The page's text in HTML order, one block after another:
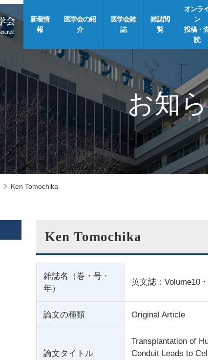
新着情
報
医学会の紹
介
医学会雑
誌
雑誌閲
覧
オンラ
ン
投稿・
読
お知
Ken Tomochika
Ken Tomochika
雑誌名（巻・号・
年）
英文誌：Volume10
論文の種類 Original Article
論文タイトル
Transplantation of
Conduit Leads to